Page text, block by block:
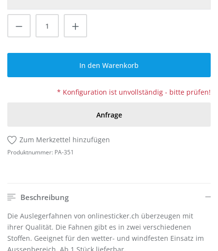
Produkt Anzahl: Gib den gewünschten
In den Warenkorb
* Konfiguration ist unvollständig - bitte prüfen!
Anfrage
Zum Merkzettel hinzufügen
Produktnummer: PA-351
Beschreibung
Die Auslegerfahnen von onlinesticker.ch überzeugen mit
ihrer Qualität. Die Fahnen gibt es in zwei verschiedenen
Stoffen. Geeignet für den wetter- und windfesten Einsatz im